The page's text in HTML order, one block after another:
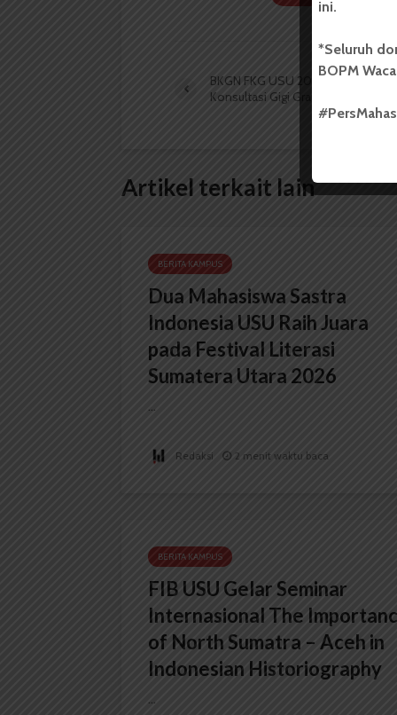
BKGN FKG USU 2021 Adakan
Konsultasi Gigi Gratis
Artikel terkait lain
BERITA KAMPUS
Dua Mahasiswa Sastra
Indonesia USU Raih Juara
pada Festival Literasi
Sumatera Utara 2026
...
Redaksi 2 menit waktu baca
BERITA KAMPUS
FIB USU Gelar Seminar
Internasional The
of North Sumatra – Aceh in
Indonesian Historiography
...
ini.
*Seluruh
BOPM